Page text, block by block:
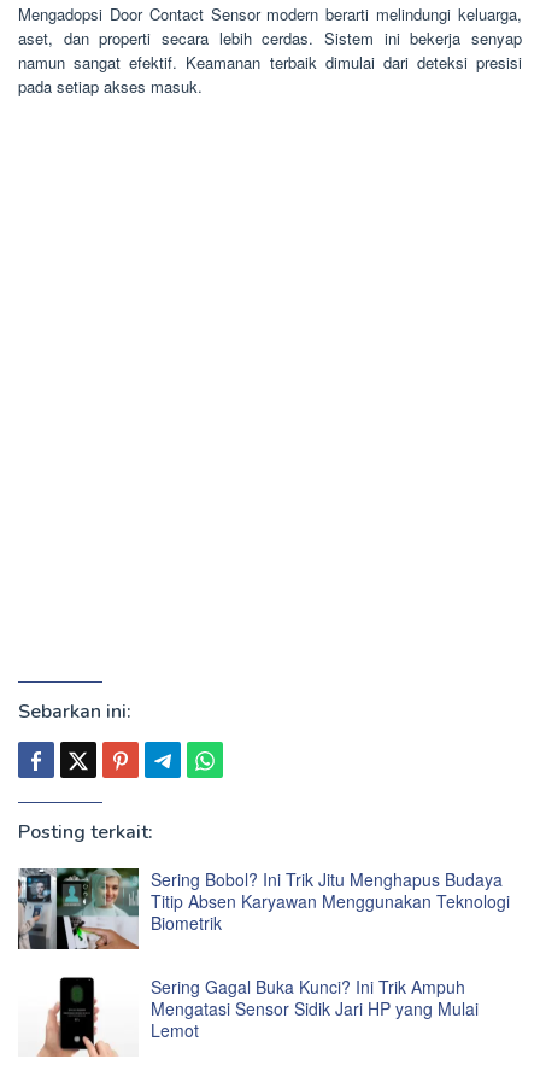
Mengadopsi Door Contact Sensor modern berarti melindungi keluarga,
aset, dan properti secara lebih cerdas. Sistem ini bekerja senyap
namun sangat efektif. Keamanan terbaik dimulai dari deteksi presisi
pada setiap akses masuk.
Sebarkan ini:
Posting terkait:
Sering Bobol? Ini Trik Jitu Menghapus Budaya
Titip Absen Karyawan Menggunakan Teknologi
Biometrik
Sering Gagal Buka Kunci? Ini Trik Ampuh
Mengatasi Sensor Sidik Jari HP yang Mulai
Lemot